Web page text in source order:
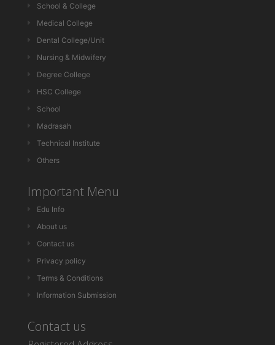
School & College
Medical College
Dental College/Unit
Nursing & Midwifery
Degree College
HSC College
School
Madrasah
Technical Institute
Others
Important Menu
Edu Info
About us
Contact us
Privacy policy
Terms & Conditions
Information Submission
Contact us